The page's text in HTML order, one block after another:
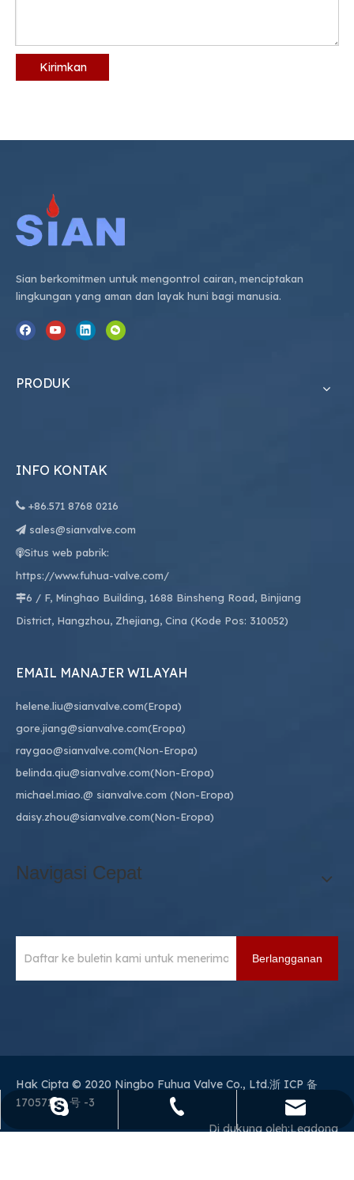
Kirimkan
Sian berkomitmen untuk mengontrol cairan, menciptakan
lingkungan yang aman dan layak huni bagi manusia.
PRODUK
Luoquanxi.
+86 571 8768 0216
sales@sianvalve.com
INFO KONTAK
 +86.571 8768 0216
 sales@sianvalve.com
Situs web pabrik:
https://www.fuhua-valve.com/
6 / F, Minghao Building, 1688 Binsheng Road, Binjiang
District, Hangzhou, Zhejiang, Cina (Kode Pos: 310052)
EMAIL MANAJER WILAYAH
helene.liu@sianvalve.com(Eropa)
gore.jiang@sianvalve.com(Eropa)
raygao@sianvalve.com(Non-Eropa)
belinda.qiu@sianvalve.com(Non-Eropa)
michael.miao.@ sianvalve.com (Non-Eropa)
daisy.zhou@sianvalve.com(Non-Eropa)
Navigasi Cepat
Berlangganan
Hak Cipta © 2020 Ningbo Fuhua Valve Co., Ltd.浙 ICP 备
17057130 号 -3
Di dukung oleh:Leadong